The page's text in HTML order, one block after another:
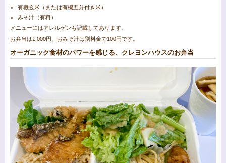
有機玄米（または有機五分付き米）
みそ汁（有料）
メニューにはアレルゲンも記載してあります。
お弁当は1,000円、おみそ汁は別料金で100円です。
オーガニック食材のパワーを感じる、クレヨンハウスのお弁当